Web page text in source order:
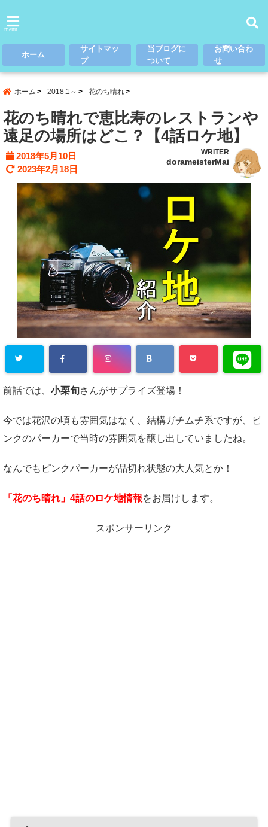
menu
ホーム
サイトマッ
プ
当ブログに
ついて
お問い合わ
せ
ホーム 2018.1～ 花のち晴れ
花のち晴れで恵比寿のレストランや
遠足の場所はどこ？【4話ロケ地】
2018年5月10日
2023年2月18日
WRITER
dorameisterMai
前話では、 小栗旬さんがサプライズ登場！
今では花沢の頃も雰囲気はなく、結構ガチムチ系ですが、ピ
ンクのパーカーで当時の雰囲気を醸し出していましたね。
なんでもピンクパーカーが品切れ状態の大人気とか！
「花のち晴れ」4話のロケ地情報をお届けします。
スポンサーリンク